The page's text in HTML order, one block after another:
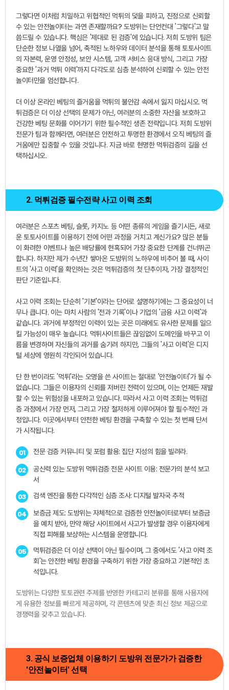
그렇다면 이처럼 치밀하고 위협적인 먹튀의 덫을 피하고, 진정으로 신뢰할
수 있는 안전놀이터는 과연 존재할까요? 도방위는 단언컨대 '그렇다'고 말
씀드릴 수 있습니다. 핵심은 '제대로 된 검증'에 있습니다. 저희 도방위 팀은
단순한 정보 나열을 넘어, 축적된 노하우와 데이터 분석을 통해 토토사이트
의 자본력, 운영 안정성, 보안 시스템, 고객 서비스 응대 방식, 그리고 가장
중요한 '과거 먹튀 이력'까지 다각도로 심층 분석하여 신뢰할 수 있는 안전
놀이터만을 엄선합니다.
더 이상 온라인 베팅의 즐거움을 먹튀의 불안감 속에서 잃지 마십시오. 먹
튀검증은 더 이상 선택의 문제가 아닌, 여러분의 소중한 자산을 보호하고
건강한 베팅 문화를 이어가기 위한 필수적인 생존 전략입니다. 저희 도방위
전문가 팀과 함께라면, 여러분은 안전하고 투명한 환경에서 오직 베팅의 즐
거움에만 집중할 수 있을 것입니다. 지금 바로 현명한 먹튀검증의 길을 선
택하십시오.
2. 먹튀검증 필수전략 사고 이력 조회
여러분은 스포츠 베팅, 슬롯, 카지노 등 어떤 종류의 게임을 즐기시든, 새로
운 토토사이트를 이용하기 전에 어떤 과정을 거치고 계신가요? 많은 분들
이 화려한 이벤트나 높은 배당률에 현혹되어 가장 중요한 단계를 건너뛰곤
합니다. 하지만 제가 수년간 쌓아온 도방위의 노하우에 비추어 볼 때, 사이
트의 '사고 이력'을 확인하는 것은 먹튀검증의 첫 단추이자, 가장 결정적인
판단 기준입니다.
사고 이력 조회는 단순히 '기본'이라는 단어로 설명하기에는 그 중요성이 너
무나 큽니다. 이는 마치 사람의 '전과 기록'이나 기업의 '금융 사고 이력'과
같습니다. 과거에 부정적인 이력이 있는 곳은 미래에도 유사한 문제를 일으
킬 가능성이 매우 높습니다. 먹튀사이트들은 끊임없이 도메인을 바꾸고 이
름을 변경하며 자신들의 과거를 숨기려 하지만, 그들의 '사고 이력'은 디지
털 세상에 영원히 각인되어 있습니다.
단 한 번이라도 '먹튀'라는 오명을 쓴 사이트는 절대로 '안전놀이터'가 될 수
없습니다. 그들은 이용자의 신뢰를 저버린 전력이 있으며, 이는 언제든 재발
할 수 있는 위험성을 내포하고 있습니다. 따라서 사고 이력 조회는 먹튀검
증 과정에서 가장 먼저, 그리고 가장 철저하게 이루어져야 할 필수적인 과
정입니다. 이곳에서부터 안전한 베팅 환경을 구축할 수 있는 첫 번째 단서
가 시작됩니다.
01 전문 검증 커뮤니티 및 포럼 활용: 집단 지성의 힘을 빌려라.
02
공신력 있는 도방위 먹튀검증 전문 사이트 이용: 전문가의 분석 보고
서
03 검색 엔진을 통한 다각적인 심층 조사: 디지털 발자국 추적
04
보증금 제도: 도방위는 자체적으로 검증한 안전놀이터로부터 보증금
을 예치 받아, 만약 해당 사이트에서 사고가 발생할 경우 이용자에게
직접 피해를 보상하는 시스템을 운영합니다.
05
먹튀검증은 더 이상 선택이 아닌 필수이며, 그 중에서도 '사고 이력 조
회'는 안전한 베팅 환경을 구축하기 위한 가장 중요하고 기본적인 초
석입니다.
도방위는 다양한 토토관련 주제를 반영한 카테고리 분류를 통해 사용자에
게 유용한 정보를 빠르게 제공하며, 각 콘텐츠에 맞춘 최신 정보 제공으로
경쟁력을 갖추고 있습니다.
3. 공식 보증업체 이용하기 도방위 전문가가 검증한
'안전놀이터' 선택